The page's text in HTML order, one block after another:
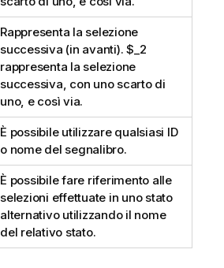
Rappresenta la selezione
successiva (in avanti). $_2
rappresenta la selezione
successiva, con uno scarto di
uno, e così via.
È possibile utilizzare qualsiasi ID
o nome del segnalibro.
È possibile fare riferimento alle
selezioni effettuate in uno stato
alternativo utilizzando il nome
del relativo stato.